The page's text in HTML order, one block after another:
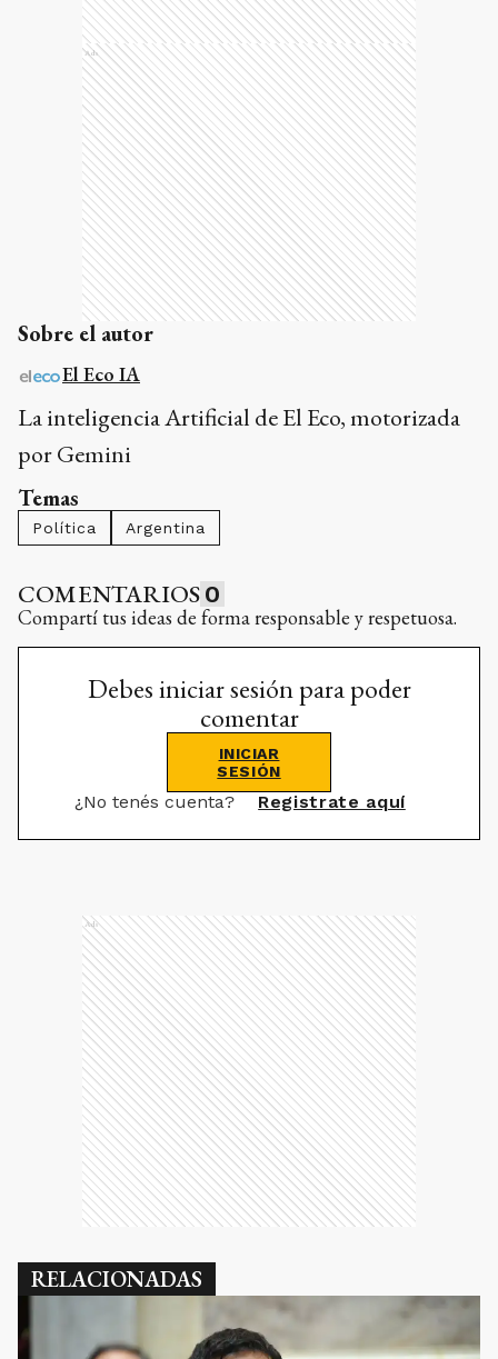
Ads
Sobre el autor
El Eco IA
La inteligencia Artificial de El Eco, motorizada
por Gemini
Temas
Política Argentina
COMENTARIOS 0
Compartí tus ideas de forma responsable y respetuosa.
Debes iniciar sesión para poder
comentar
INICIAR
SESIÓN
¿No tenés cuenta? Registrate aquí
Ads
RELACIONADAS